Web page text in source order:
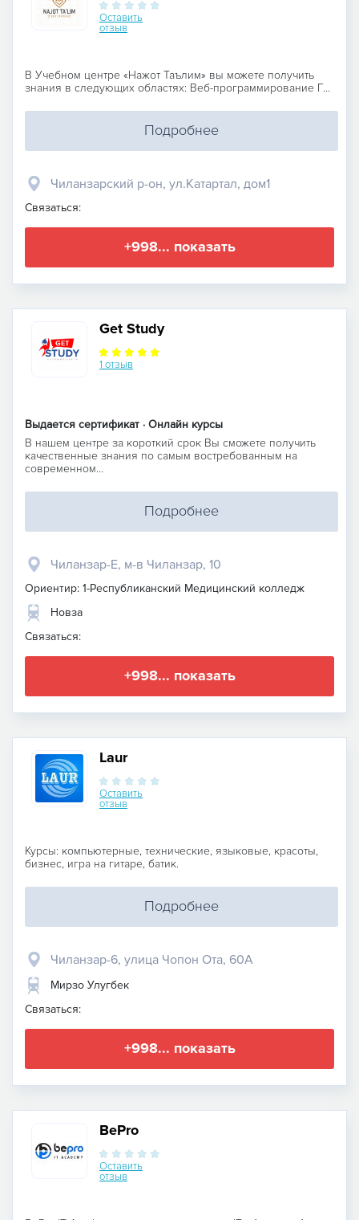
Оставить
отзыв
В Учебном центре «Нажот Таълим» вы можете получить
знания в следующих областях: Веб-программирование Г...
Подробнее
Чиланзарский р-он, ул.Катартал, дом1
Связаться:
+998... показать
Get Study
1 отзыв
Выдается сертификат · Онлайн курсы
В нашем центре за короткий срок Вы сможете получить
качественные знания по самым востребованным на
современном...
Подробнее
Чиланзар-Е, м-в Чиланзар, 10
Ориентир: 1-Республиканский Медицинский колледж
Новза
Связаться:
+998... показать
Laur
Оставить
отзыв
Курсы: компьютерные, технические, языковые, красоты,
бизнес, игра на гитаре, батик.
Подробнее
Чиланзар-6, улица Чопон Ота, 60А
Мирзо Улугбек
Связаться:
+998... показать
BePro
Оставить
отзыв